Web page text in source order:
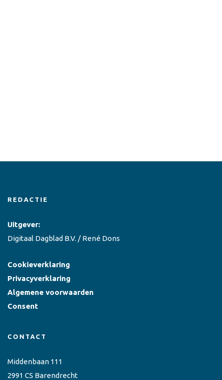
REDACTIE
Uitgever:
Digitaal Dagblad B.V. / René Dons
Cookieverklaring
Privacyverklaring
Algemene voorwaarden
Consent
CONTACT
Middenbaan 111
2991 CS Barendrecht